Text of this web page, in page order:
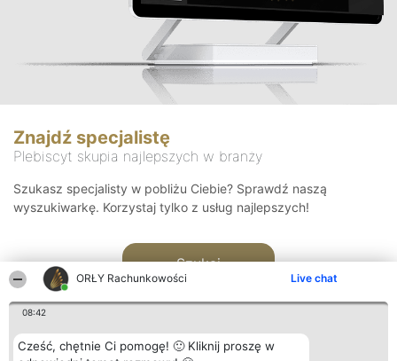
ORŁY Rachunkowości Live chat
08:42
Cześć, chętnie Ci pomogę! 🙂 Kliknij proszę w
Znajdź specjalistę
Plebiscyt skupia najlepszych w branży
Szukasz specjalisty w pobliżu Ciebie? Sprawdź naszą
wyszukiwarkę. Korzystaj tylko z usług najlepszych!
Szukaj